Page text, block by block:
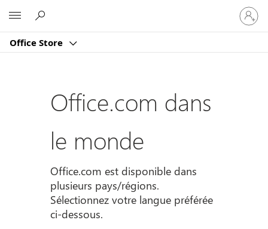
Office Store
vous
à
compte
Office.com dans
le monde
Office.com est disponible dans
plusieurs pays/régions.
Sélectionnez votre langue préférée
ci-dessous.